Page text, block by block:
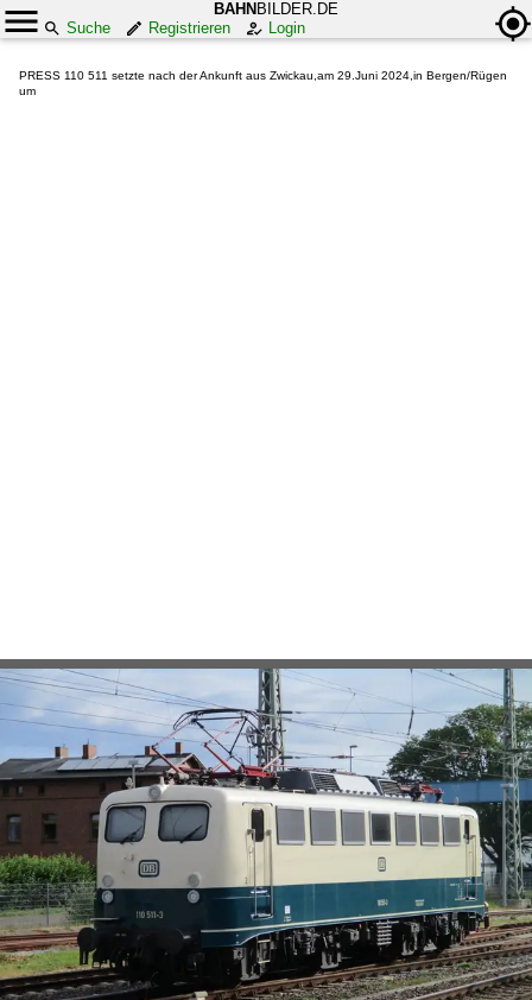
BAHN BILDER.DE
Suche
Registrieren Login
PRESS 110 511 setzte nach der Ankunft aus Zwickau,am 29.Juni 2024,in Bergen/Rügen
um